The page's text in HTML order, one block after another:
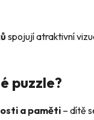
spojují atraktivní
puzzle?
a paměti – dítě